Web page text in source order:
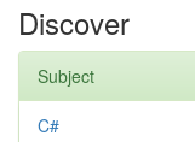
Discover
Subject
C#